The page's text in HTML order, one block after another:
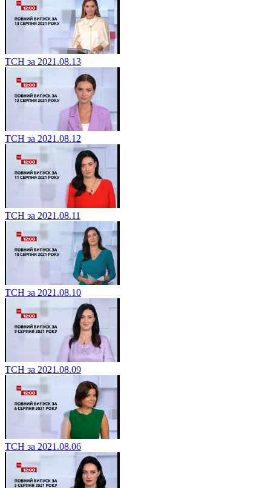
ТСН за 2021.08.13
ТСН за 2021.08.12
ТСН за 2021.08.11
ТСН за 2021.08.10
ТСН за 2021.08.09
ТСН за 2021.08.06